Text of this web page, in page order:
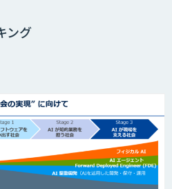
バイス 組込AIモデル開発受託
開発
ング